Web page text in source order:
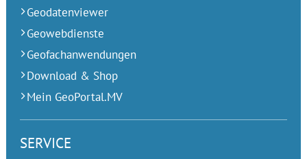
Geodatenviewer
Geowebdienste
Geofachanwendungen
Download & Shop
Mein GeoPortal.MV
SERVICE